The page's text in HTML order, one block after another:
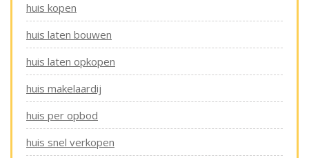
huis kopen
huis laten bouwen
huis laten opkopen
huis makelaardij
huis per opbod
huis snel verkopen